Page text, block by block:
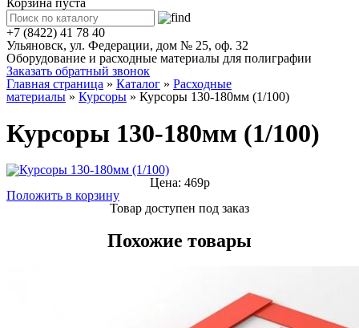
Корзина пуста
+7 (8422) 41 78 40
Ульяновск, ул. Федерации, дом № 25, оф. 32
Оборудование и расходные материалы для полиграфии
Заказать обратный звонок
Главная страница » Каталог » Расходные
материалы » Курсоры » Курсоры 130-180мм (1/100)
Курсоры 130-180мм (1/100)
Цена: 469р
Положить в корзину
Товар доступен под заказ
Похожие товары